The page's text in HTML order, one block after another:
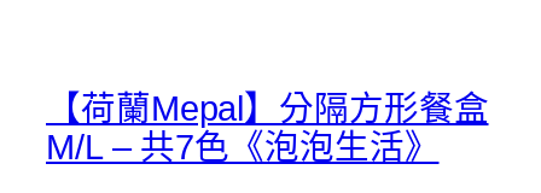
【荷蘭Mepal】分隔方形餐盒
M/L – 共7色《泡泡生活》